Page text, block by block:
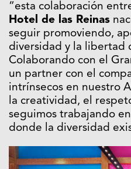
“esta colaboración
Hotel de las Reinas
seguir promoviendo,
diversidad y la libertad
Colaborando con el
un partner con el
intrínsecos en nuestro
la creatividad, el
seguimos trabajando
donde la diversidad